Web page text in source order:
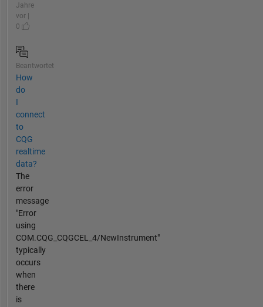
Jahre
vor |
0
Beantwortet
How
do
I
connect
to
CQG
realtime
data?
The
error
message
"Error
using
COM.CQG_CQGCEL_4/NewInstrument"
typically
occurs
when
there
is